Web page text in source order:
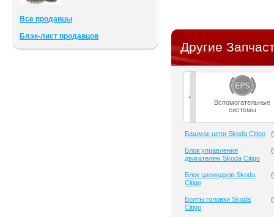
Все продавцы
Блэк-лист продавцов
Другие
Вспомогательные
системы
Башмак цепи Skoda Citigo (
Блок управления
двигателем Skoda Citigo
(
Блок цилиндров Skoda
Citigo
(
Болты головки Skoda
Citigo
(